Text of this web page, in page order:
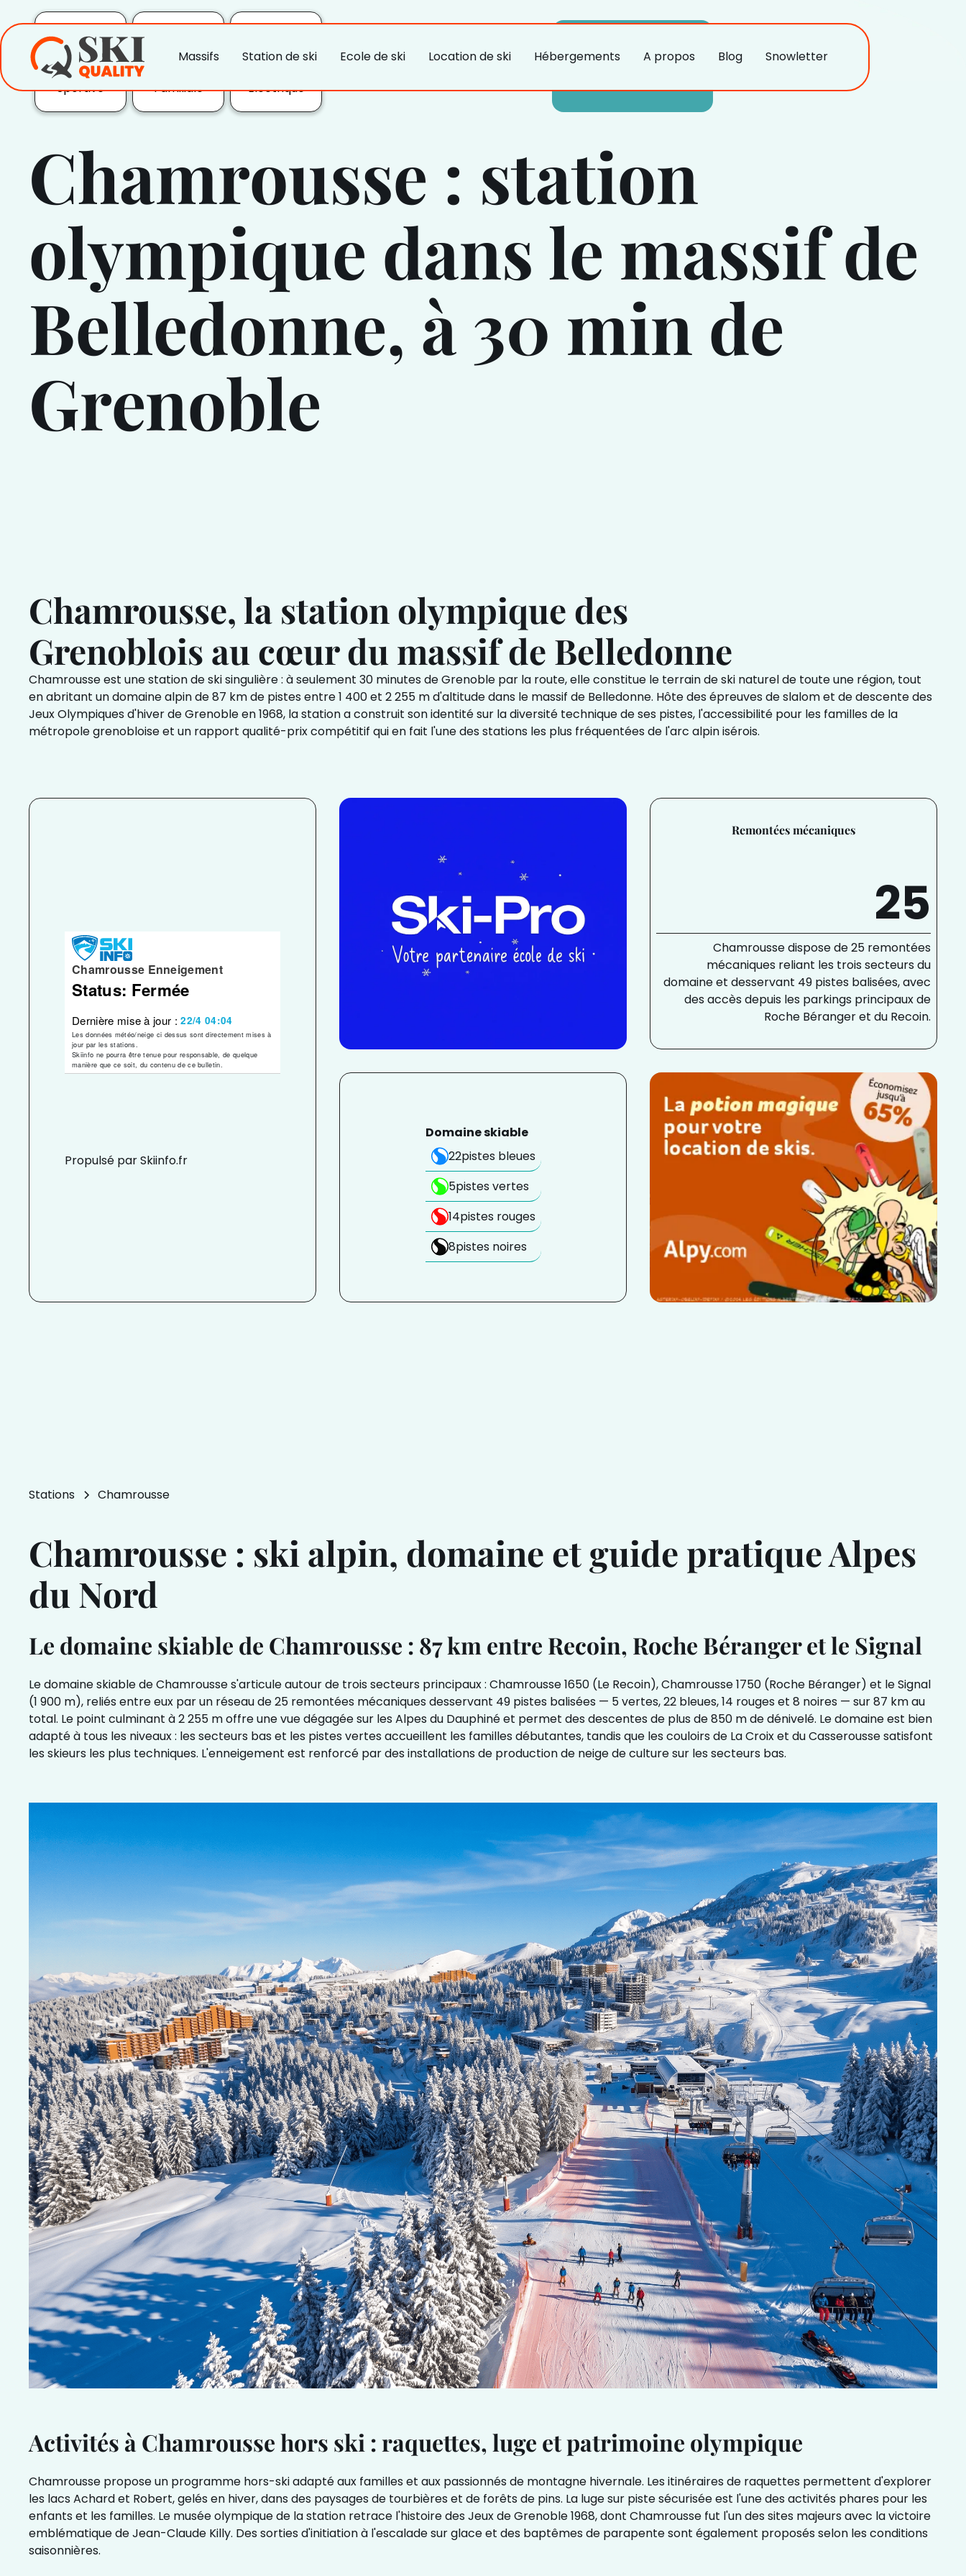
Massifs Station de ski Ecole de ski Location de ski Hébergements A propos Blog
Snowletter
Station
Sportive
Familiale
Electrique
Chamrousse : station
olympique dans le massif de
Belledonne, à 30 min de
Grenoble
Chamrousse, la station olympique des
Grenoblois au cœur du massif de Belledonne
Chamrousse est une station de ski singulière : à seulement 30 minutes de Grenoble par la route, elle constitue le terrain de ski naturel de toute une région, tout
en abritant un domaine alpin de 87 km de pistes entre 1 400 et 2 255 m d'altitude dans le massif de Belledonne. Hôte des épreuves de slalom et de descente des
Jeux Olympiques d'hiver de Grenoble en 1968, la station a construit son identité sur la diversité technique de ses pistes, l'accessibilité pour les familles de la
métropole grenobloise et un rapport qualité-prix compétitif qui en fait l'une des stations les plus fréquentées de l'arc alpin isérois.
Propulsé par Skiinfo.fr
Remontées mécaniques
25
Chamrousse dispose de 25 remontées
mécaniques reliant les trois secteurs du
domaine et desservant 49 pistes balisées, avec
des accès depuis les parkings principaux de
Roche Béranger et du Recoin.
Domaine skiable
22pistes bleues
5pistes vertes
14pistes rouges
8pistes noires
Stations Chamrousse
Chamrousse : ski alpin, domaine et guide pratique Alpes
du Nord
Le domaine skiable de Chamrousse : 87 km entre Recoin, Roche Béranger et le Signal
Le domaine skiable de Chamrousse s'articule autour de trois secteurs principaux : Chamrousse 1650 (Le Recoin), Chamrousse 1750 (Roche Béranger) et le Signal
(1 900 m), reliés entre eux par un réseau de 25 remontées mécaniques desservant 49 pistes balisées — 5 vertes, 22 bleues, 14 rouges et 8 noires — sur 87 km au
total. Le point culminant à 2 255 m offre une vue dégagée sur les Alpes du Dauphiné et permet des descentes de plus de 850 m de dénivelé. Le domaine est bien
adapté à tous les niveaux : les secteurs bas et les pistes vertes accueillent les familles débutantes, tandis que les couloirs de La Croix et du Casserousse satisfont
les skieurs les plus techniques. L'enneigement est renforcé par des installations de production de neige de culture sur les secteurs bas.
Activités à Chamrousse hors ski : raquettes, luge et patrimoine olympique
Chamrousse propose un programme hors-ski adapté aux familles et aux passionnés de montagne hivernale. Les itinéraires de raquettes permettent d'explorer
les lacs Achard et Robert, gelés en hiver, dans des paysages de tourbières et de forêts de pins. La luge sur piste sécurisée est l'une des activités phares pour les
enfants et les familles. Le musée olympique de la station retrace l'histoire des Jeux de Grenoble 1968, dont Chamrousse fut l'un des sites majeurs avec la victoire
emblématique de Jean-Claude Killy. Des sorties d'initiation à l'escalade sur glace et des baptêmes de parapente sont également proposés selon les conditions
saisonnières.